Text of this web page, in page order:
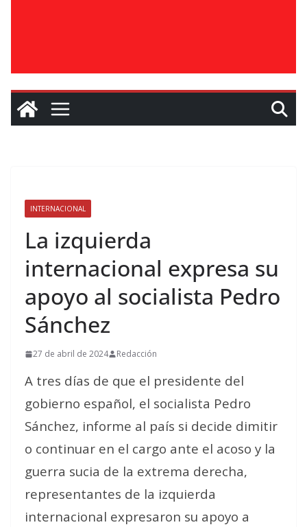
INTERNACIONAL
La izquierda
internacional expresa su
apoyo al socialista Pedro
Sánchez
27 de abril de 2024 Redacción
A tres días de que el presidente del
gobierno español, el socialista Pedro
Sánchez, informe al país si decide dimitir
o continuar en el cargo ante el acoso y la
guerra sucia de la extrema derecha,
representantes de la izquierda
internacional expresaron su apoyo a